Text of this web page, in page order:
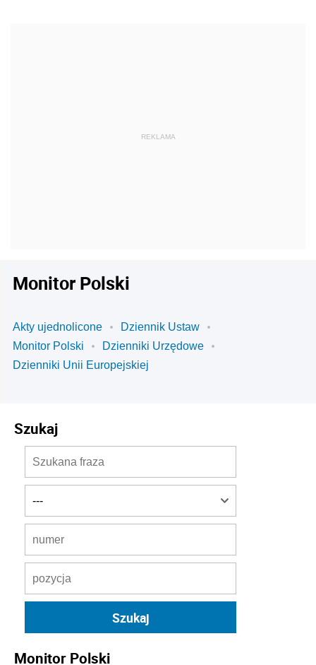
Monitor Polski
Akty ujednolicone
Dziennik Ustaw
Monitor Polski
Dzienniki Urzędowe
Dzienniki Unii Europejskiej
Szukaj
Monitor Polski